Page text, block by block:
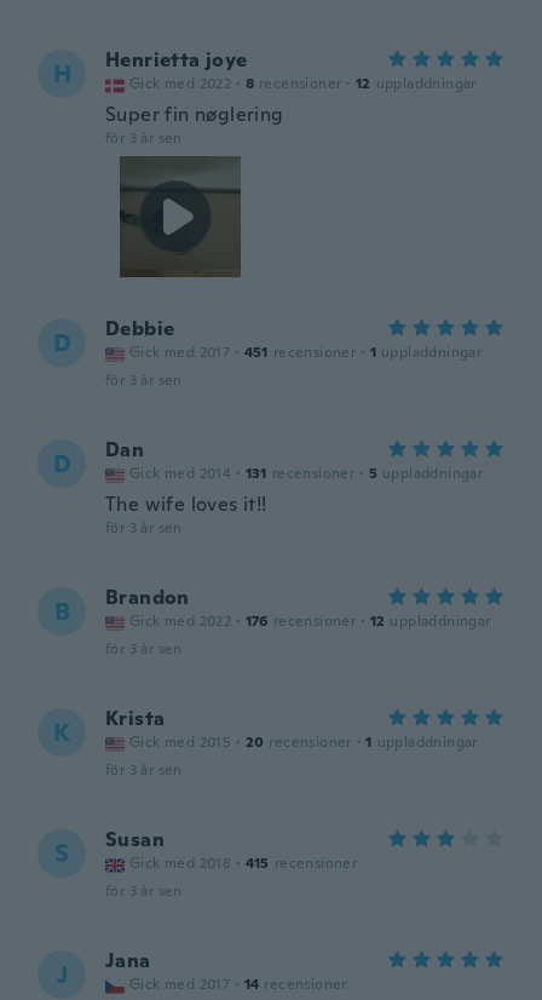
H Henrietta joye
Gick med 2022 · 8 recensioner · 12 uppladdningar
Super fin nøglering
för 3 år sen
D Debbie
Gick med 2017 · 451 recensioner · 1 uppladdningar
för 3 år sen
D Dan
Gick med 2014 · 131 recensioner · 5 uppladdningar
The wife loves it!!
för 3 år sen
B Brandon
Gick med 2022 · 176 recensioner · 12 uppladdningar
för 3 år sen
K Krista
Gick med 2015 · 20 recensioner · 1 uppladdningar
för 3 år sen
S Susan
Gick med 2018 · 415 recensioner
för 3 år sen
J Jana
Gick med 2017 · 14 recensioner